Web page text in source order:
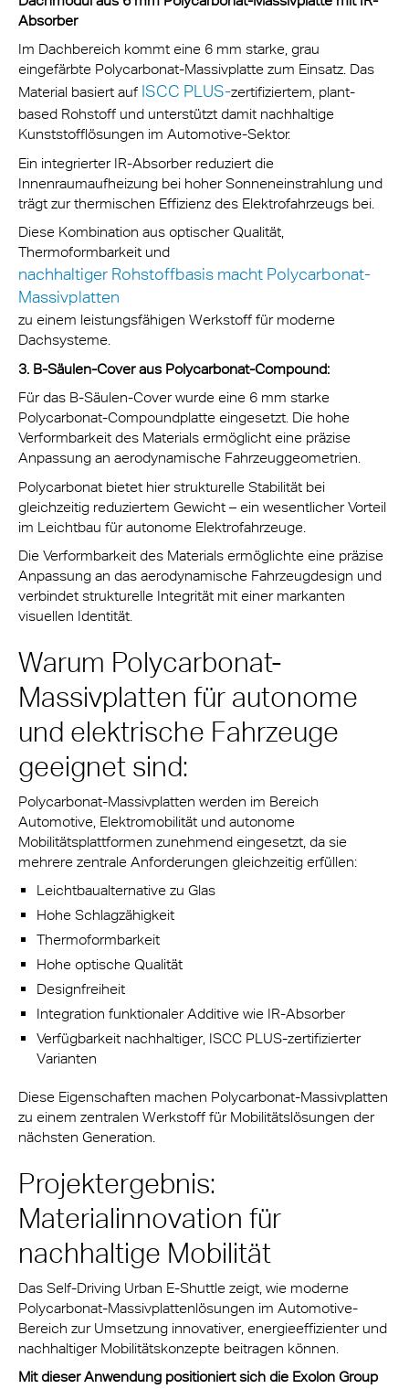
Absorber
Im Dachbereich kommt eine 6 mm starke, grau
eingefärbte Polycarbonat-Massivplatte zum Einsatz. Das
Material basiert auf ISCC PLUS-zertifiziertem, plant-
based Rohstoff und unterstützt damit nachhaltige
Kunststofflösungen im Automotive-Sektor.
Ein integrierter IR-Absorber reduziert die
Innenraumaufheizung bei hoher Sonneneinstrahlung und
trägt zur thermischen Effizienz des Elektrofahrzeugs bei.
Diese Kombination aus optischer Qualität,
Thermoformbarkeit und
nachhaltiger Rohstoffbasis macht Polycarbonat-
Massivplatten
zu einem leistungsfähigen Werkstoff für moderne
Dachsysteme.
3. B-Säulen-Cover aus Polycarbonat-Compound:
Für das B-Säulen-Cover wurde eine 6 mm starke
Polycarbonat-Compoundplatte eingesetzt. Die hohe
Verformbarkeit des Materials ermöglicht eine präzise
Anpassung an aerodynamische Fahrzeuggeometrien.
Polycarbonat bietet hier strukturelle Stabilität bei
gleichzeitig reduziertem Gewicht – ein wesentlicher Vorteil
im Leichtbau für autonome Elektrofahrzeuge.
Die Verformbarkeit des Materials ermöglichte eine präzise
Anpassung an das aerodynamische Fahrzeugdesign und
verbindet strukturelle Integrität mit einer markanten
visuellen Identität.
Warum Polycarbonat-
Massivplatten für autonome
und elektrische Fahrzeuge
geeignet sind:
Polycarbonat-Massivplatten werden im Bereich
Automotive, Elektromobilität und autonome
Mobilitätsplattformen zunehmend eingesetzt, da sie
mehrere zentrale Anforderungen gleichzeitig erfüllen:
Leichtbaualternative zu Glas
Hohe Schlagzähigkeit
Thermoformbarkeit
Hohe optische Qualität
Designfreiheit
Integration funktionaler Additive wie IR-Absorber
Verfügbarkeit nachhaltiger, ISCC PLUS-zertifizierter
Varianten
Diese Eigenschaften machen Polycarbonat-Massivplatten
zu einem zentralen Werkstoff für Mobilitätslösungen der
nächsten Generation.
Projektergebnis:
Materialinnovation für
nachhaltige Mobilität
Das Self-Driving Urban E-Shuttle zeigt, wie moderne
Polycarbonat-Massivplattenlösungen im Automotive-
Bereich zur Umsetzung innovativer, energieeffizienter und
nachhaltiger Mobilitätskonzepte beitragen können.
Mit dieser Anwendung positioniert sich die Exolon Group